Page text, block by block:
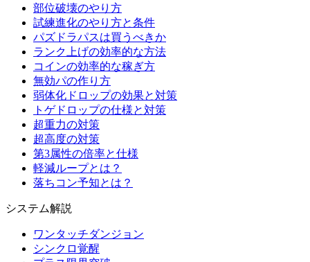
部位破壊のやり方
試練進化のやり方と条件
パズドラパスは買うべきか
ランク上げの効率的な方法
コインの効率的な稼ぎ方
無効パの作り方
弱体化ドロップの効果と対策
トゲドロップの仕様と対策
超重力の対策
超高度の対策
第3属性の倍率と仕様
軽減ループとは？
落ちコン予知とは？
システム解説
ワンタッチダンジョン
シンクロ覚醒